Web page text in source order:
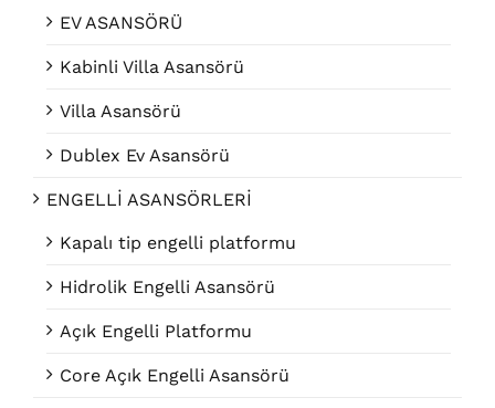
EV ASANSÖRÜ
Kabinli Villa Asansörü
Villa Asansörü
Dublex Ev Asansörü
ENGELLİ ASANSÖRLERİ
Kapalı tip engelli platformu
Hidrolik Engelli Asansörü
Açık Engelli Platformu
Core Açık Engelli Asansörü